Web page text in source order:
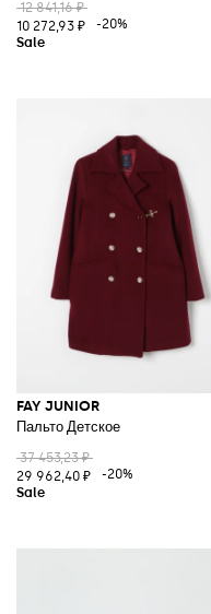
12 841,16 ₽
10 272,93 ₽
-20%
FAY JUNIOR
Пальто Детское
37 453,23 ₽
29 962,40 ₽
-20%